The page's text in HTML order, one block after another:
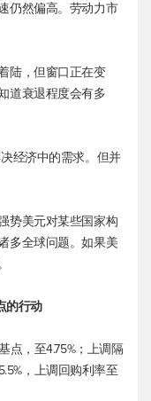
仍然偏高。劳动力市
陆，但窗口正在变
道衰退程度会有多
经济中的需求。但并
势美元对某些国家构
多全球问题。如果美
的行动
点，至4.75%；上调隔
，上调回购利率至